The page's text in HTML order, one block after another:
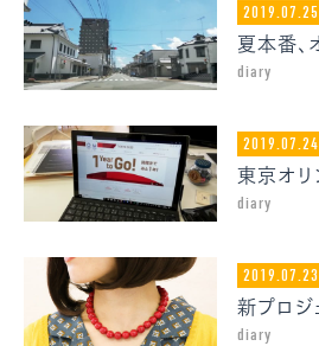
2019.07.25
diary
2019.07.24
diary
2019.07.23
diary